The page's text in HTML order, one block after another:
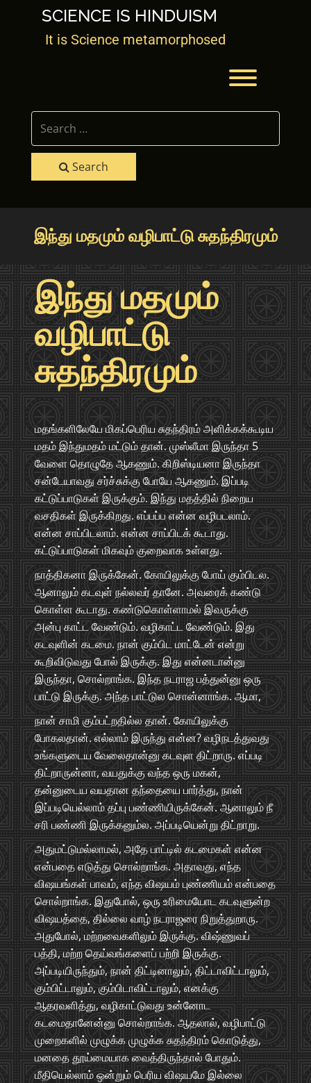
SCIENCE IS HINDUISM
It is Science metamorphosed
Search
இந்து மதமும் வழிபாட்டு சுதந்திரமும்
இந்து மதமும்
வழிபாட்டு
சுதந்திரமும்
மதங்களிலேயே மிகப்பெரிய சுதந்திரம் அளிக்கக்கூடிய
மதம் இந்துமதம் மட்டும் தான். முஸ்லீமா இருந்தா 5
வேளை தொழுதே ஆகணும். கிறிஸ்டியனா இருந்தா
சன்டேயாவது சர்ச்சுக்கு போயே ஆகணும். இப்படி
கட்டுப்பாடுகள் இருக்கும். இந்து மதத்தில் நிறைய
வசதிகள் இருக்கிறது. எப்பப்ப என்ன வழிபடலாம்.
என்ன சாப்பிடலாம். என்ன சாப்பிடக் கூடாது.
கட்டுப்பாடுகள் மிகவும் குறைவாக உள்ளது.
நாத்திகனா இருக்கேன். கோயிலுக்கு போய் கும்பிடல.
ஆனாலும் கடவுள் நல்லவர் தானே. அவரைக் கண்டு
கொள்ள கூடாது. கண்டுகொள்ளாமல் இவருக்கு
அன்பு காட்ட வேண்டும். வழிகாட்ட வேண்டும். இது
கடவுளின் கடமை. நான் கும்பிட மாட்டேன் என்று
கூறிவிடுவது போல் இருக்கு. இது என்னடான்னு
இருந்தா, சொல்றாங்க. இந்த நடராஜ பத்துன்னு ஒரு
பாட்டு இருக்கு. அந்த பாட்டுல சொன்னாங்க. ஆமா,
நான் சாமி கும்பட்றதில்ல தான். கோயிலுக்கு
போகலதான். எல்லாம் இருந்து என்ன? வழிநடத்துவது
உங்களுடைய வேலைதான்னு கடவுள திட்றாரு. எப்படி
திட்றாருன்னா, வயதுக்கு வந்த ஒரு மகன்,
தன்னுடைய வயதான தந்தையை பார்த்து, நான்
இப்படியெல்லாம் தப்பு பண்ணியிருக்கேன். ஆனாலும் நீ
சரி பண்ணி இருக்கனும்ல. அப்படியென்று திட்றாறு.
அதுமட்டுமல்லாமல், அதே பாட்டில் கடமைகள் என்ன
என்பதை எடுத்து சொல்றாங்க. அதாவது, எந்த
விஷயங்கள் பாவம், எந்த விஷயம் புண்ணியம் என்பதை
சொல்றாங்க. இதுபோல், ஒரு உரிமையோட கடவுளுன்ற
விஷயத்தை, தில்லை வாழ் நடராஜரை நிறுத்துறாரு.
அதுபோல், மற்றவைகளிலும் இருக்கு. விஷ்ணுவப்
பத்தி, மற்ற தெய்வங்களைப் பற்றி இருக்கு.
அப்படியிருந்தும், நான் திட்டினாலும், திட்டாவிட்டாலும்,
கும்பிட்டாலும், கும்பிடாவிட்டாலும், எனக்கு
ஆதரவளித்து, வழிகாட்டுவது உன்னோட
கடமைதானேன்னு சொல்றாங்க. ஆதலால், வழிபாட்டு
முறைகளில் முழுக்க முழுக்க சுதந்திரம் கொடுத்து,
மனதை தூய்மையாக வைத்திருந்தால் போதும்.
மீதியெல்லாம் ஒன்றும் பெரிய விஷயமே இல்லை